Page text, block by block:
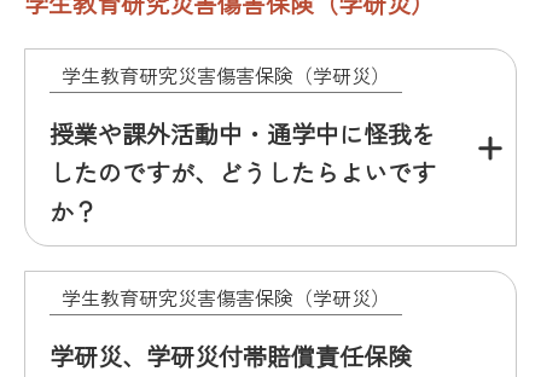
学生教育研究災害傷害保険（学研災）
授業や課外活動中・通学中に怪我を
したのですが、どうしたらよいです
か？
学生教育研究災害傷害保険（学研災）
学研災、学研災付帯賠償責任保険